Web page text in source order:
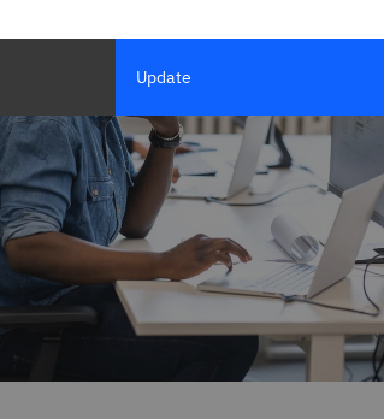
Update